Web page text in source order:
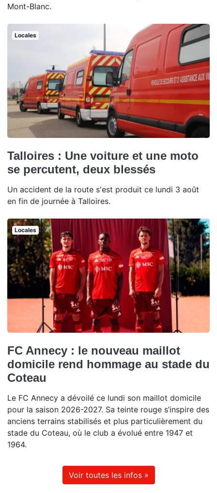
Mont-Blanc.
Locales
Talloires : Une voiture et une moto
se percutent, deux blessés
Un accident de la route s'est produit ce lundi 3 août
en fin de journée à Talloires.
Locales
FC Annecy : le nouveau maillot
domicile rend hommage au stade du
Coteau
Le FC Annecy a dévoilé ce lundi son maillot domicile
pour la saison 2026-2027. Sa teinte rouge s’inspire des
anciens terrains stabilisés et plus particulièrement du
stade du Coteau, où le club a évolué entre 1947 et
1964.
Voir toutes les infos »